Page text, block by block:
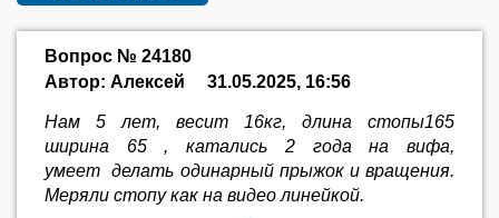
Вопрос № 24180
Автор: Алексей
31.05.2025, 16:56
Нам 5 лет, весит 16кг, длина стопы165
ширина 65 , катались 2 года на вифа,
умеет делать одинарный прыжок и вращения.
Меряли стопу как на видео линейкой.